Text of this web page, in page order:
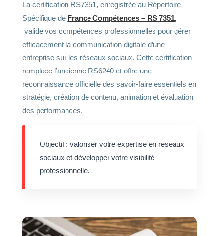
La certification RS7351, enregistrée au Répertoire
Spécifique de France Compétences – RS 7351,
valide vos compétences professionnelles pour gérer
efficacement la communication digitale d’une
entreprise sur les réseaux sociaux. Cette certification
remplace l’ancienne RS6240 et offre une
reconnaissance officielle des savoir-faire essentiels en
stratégie, création de contenu, animation et évaluation
des performances.
Objectif : valoriser votre expertise en réseaux
sociaux et développer votre visibilité
professionnelle.